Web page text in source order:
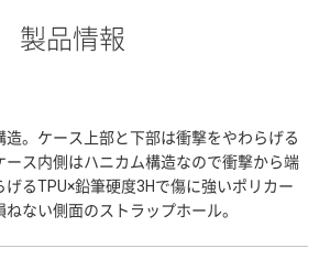
製品情報
造。ケース上部と下部は衝撃をやわらげる
ース内側はハニカム構造なので衝撃から端
るTPU×鉛筆硬度3Hで傷に強いポリカー
ない側面のストラップホール。